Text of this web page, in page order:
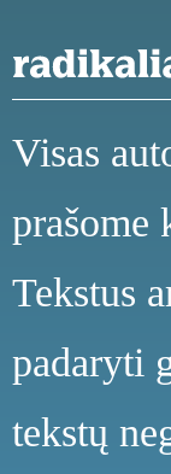
Visas
prašome
Tekstus
padaryti
tekstų